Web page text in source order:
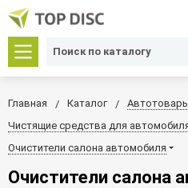
Главная Каталог
Чистящие средства для
Очистители салона автомобиля
Очистители салона